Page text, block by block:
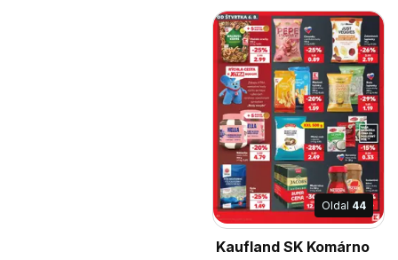
Oldal 44
Kaufland SK Komárno